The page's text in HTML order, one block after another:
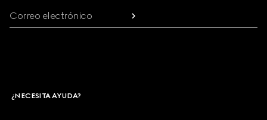
Correo electrónico
¿NECESITA AYUDA?